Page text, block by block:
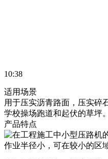
10:38
适用场景
用于压实沥青路面，压实碎
学校操场跑道和起伏的草坪。
产品特点
作业半径小，可在较小的区